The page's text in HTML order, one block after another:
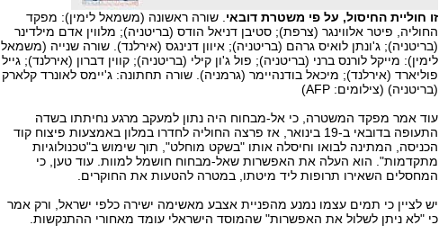
זו חוליית החיסול, על פי משטרת דובאי . שורה ראשונה (משמאל לימין): מפקד
החוליה, פיטר אלווינגר (צרפת); סטיבן דניאל הודס (בריטניה); מלווין אדם מילדינר
(בריטניה); ג'ונתן לואיס גרהם (בריטניה); איוון דנינגס (אירלנד). שורה שנייה (משמאל
לימין): מייקל לורנס ברני (בריטניה); פול ג'ון קילי (בריטניה); קווין דברון (אירלנד); גייל
פוליארד (אירלנד); מיכאל בודנהיימר (גרמניה). שורה תחתונה: ג'יימס לאונרד קלארק
(בריטניה) (צילומים: AFP)
עוד אמר מפקד המשטרה, כי אל-מבחוח היה נתון למעקב מרגע נחיתתו בשדה
התעופה בדובאי ב-19 בינואר, אז פרצה החוליה לחדרו במלון באמצעות פיצוח קוד
הכניסה, המתינה לבואו וחיסלה אותו "בשקט מוחלט", תוך שימוש ב"טכנולוגיות
מתקדמות". הוא העלה את האפשרות שאל-מבחוח חושמל למוות. עוד טען, כי
המחסלים השאירו תרופות ליד מיטתו, במטרה להטעות את החוקרים.
יש לציין כי תמים עצמו נמנע מהפניית אצבע מאשימה ישירה כלפי ישראל, ורק אמר
כי "לא ניתן לשלול את האפשרות" שהמוסד הישראלי עומד מאחורי ההתנקשות.